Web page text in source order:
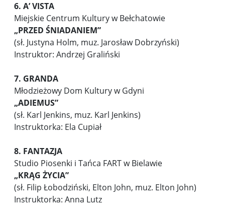
6. A’ VISTA
Miejskie Centrum Kultury w Bełchatowie
„PRZED ŚNIADANIEM”
(sł. Justyna Holm, muz. Jarosław Dobrzyński)
Instruktor: Andrzej Graliński
7. GRANDA
Młodzieżowy Dom Kultury w Gdyni
„ADIEMUS”
(sł. Karl Jenkins, muz. Karl Jenkins)
Instruktorka: Ela Cupiał
8. FANTAZJA
Studio Piosenki i Tańca FART w Bielawie
„KRĄG ŻYCIA”
(sł. Filip Łobodziński, Elton John, muz. Elton John)
Instruktorka: Anna Lutz